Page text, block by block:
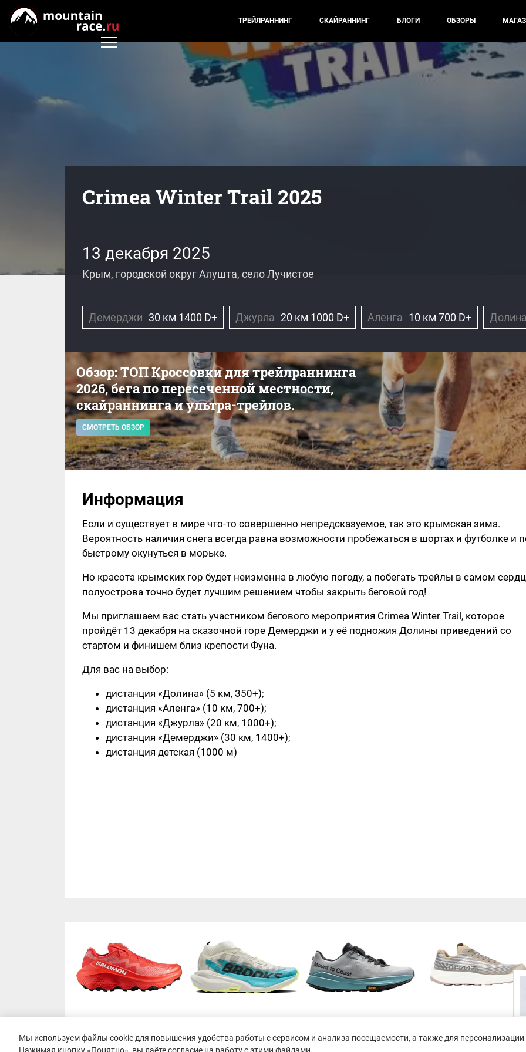
ТРЕЙЛРАННИНГ СКАЙРАННИНГ БЛОГИ ОБЗОРЫ
Crimea Winter Trail 2025
13 декабря 2025
Крым, городской округ Алушта, село Лучистое
Демерджи 30 км 1400 D+ Джурла 20 км 1000 D+ Аленга 10 км 700 D+ Долина
Обзор: ТОП Кроссовки для трейлраннинга
2026, бега по пересеченной местности,
скайраннинга и ультра-трейлов.
СМОТРЕТЬ ОБЗОР
Информация
Если и существует в мире что-то совершенно непредсказуемое, так это крымская зима.
Вероятность наличия снега всегда равна возможности пробежаться в шортах и футболке и
быстрому окунуться в морьке.
Но красота крымских гор будет неизменна в любую погоду, а побегать трейлы в самом
полуострова точно будет лучшим решением чтобы закрыть беговой год!
Мы приглашаем вас стать участником бегового мероприятия Crimea Winter Trail, которое
пройдёт 13 декабря на сказочной горе Демерджи и у её подножия Долины приведений со
стартом и финишем близ крепости Фуна.
Для вас на выбор:
дистанция «Долина» (5 км, 350+);
дистанция «Аленга» (10 км, 700+);
дистанция «Джурла» (20 км, 1000+);
дистанция «Демерджи» (30 км, 1400+);
дистанция детская (1000 м)
Мы используем файлы cookie для повышения удобства работы с сервисом и анализа посещаемости, а также для персонализации